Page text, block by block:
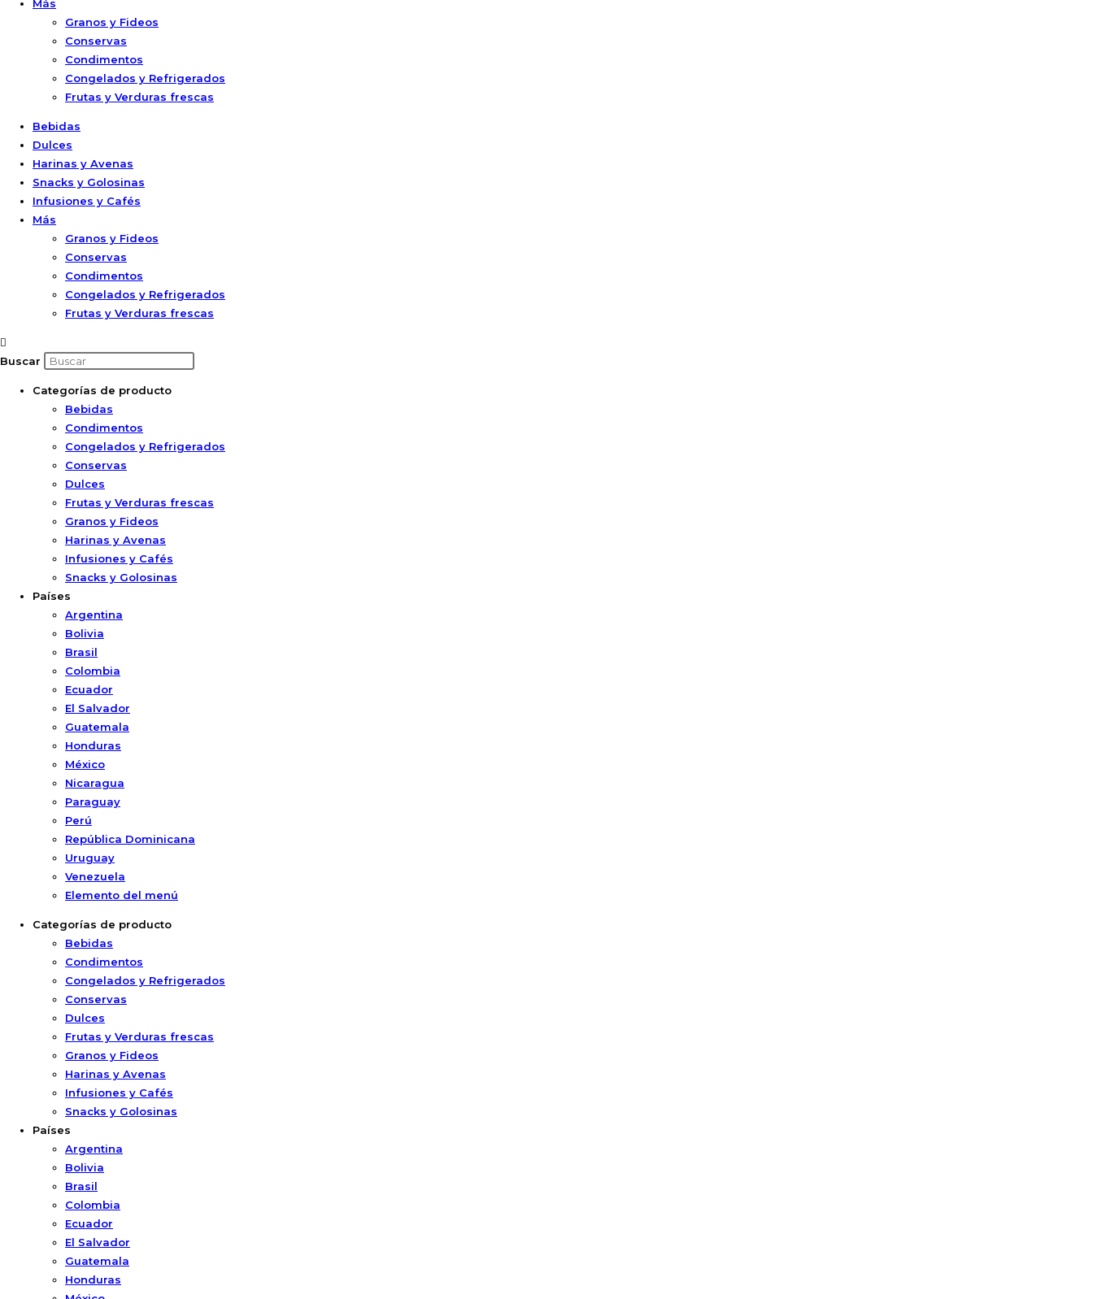
Más
Granos y Fideos
Conservas
Condimentos
Congelados y Refrigerados
Frutas y Verduras frescas
Bebidas
Dulces
Harinas y Avenas
Snacks y Golosinas
Infusiones y Cafés
Más
Granos y Fideos
Conservas
Condimentos
Congelados y Refrigerados
Frutas y Verduras frescas
Buscar
Categorías de producto
Bebidas
Condimentos
Congelados y Refrigerados
Conservas
Dulces
Frutas y Verduras frescas
Granos y Fideos
Harinas y Avenas
Infusiones y Cafés
Snacks y Golosinas
Países
Argentina
Bolivia
Brasil
Colombia
Ecuador
El Salvador
Guatemala
Honduras
México
Nicaragua
Paraguay
Perú
República Dominicana
Uruguay
Venezuela
Elemento del menú
Categorías de producto
Bebidas
Condimentos
Congelados y Refrigerados
Conservas
Dulces
Frutas y Verduras frescas
Granos y Fideos
Harinas y Avenas
Infusiones y Cafés
Snacks y Golosinas
Países
Argentina
Bolivia
Brasil
Colombia
Ecuador
El Salvador
Guatemala
Honduras